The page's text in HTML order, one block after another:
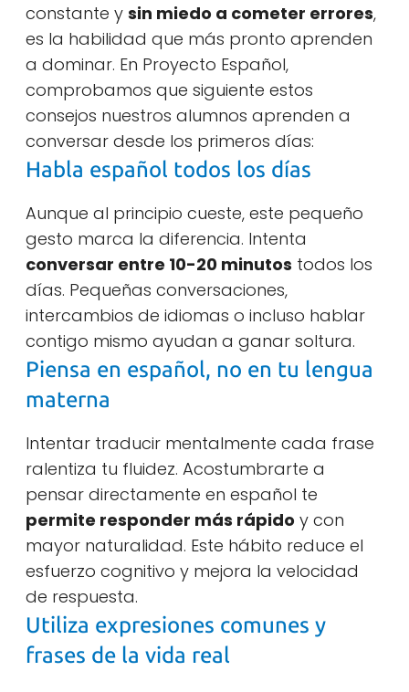
constante y sin miedo a cometer errores,
es la habilidad que más pronto aprenden
a dominar. En Proyecto Español,
comprobamos que siguiente estos
consejos nuestros alumnos aprenden a
conversar desde los primeros días:
Habla español todos los días
Aunque al principio cueste, este pequeño
gesto marca la diferencia. Intenta
conversar entre 10-20 minutos todos los
días. Pequeñas conversaciones,
intercambios de idiomas o incluso hablar
contigo mismo ayudan a ganar soltura.
Piensa en español, no en tu lengua
materna
Intentar traducir mentalmente cada frase
ralentiza tu fluidez. Acostumbrarte a
pensar directamente en español te
permite responder más rápido y con
mayor naturalidad. Este hábito reduce el
esfuerzo cognitivo y mejora la velocidad
de respuesta.
Utiliza expresiones comunes y
frases de la vida real